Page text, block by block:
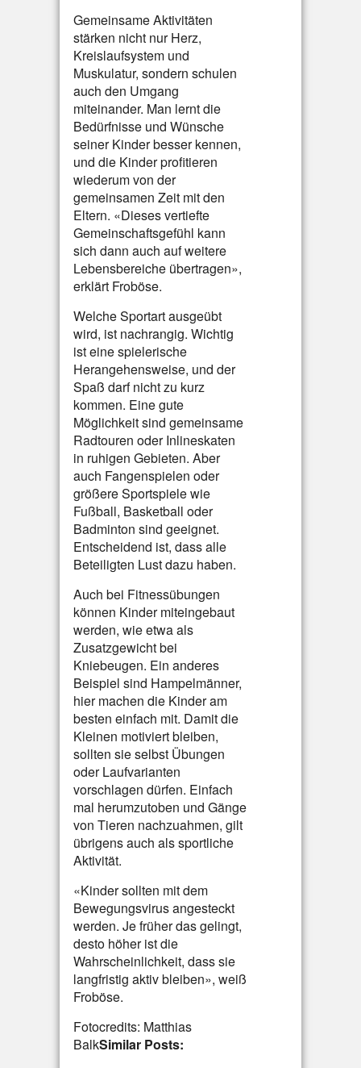
Gemeinsame Aktivitäten
stärken nicht nur Herz,
Kreislaufsystem und
Muskulatur, sondern schulen
auch den Umgang
miteinander. Man lernt die
Bedürfnisse und Wünsche
seiner Kinder besser kennen,
und die Kinder profitieren
wiederum von der
gemeinsamen Zeit mit den
Eltern. «Dieses vertiefte
Gemeinschaftsgefühl kann
sich dann auch auf weitere
Lebensbereiche übertragen»,
erklärt Froböse.
Welche Sportart ausgeübt
wird, ist nachrangig. Wichtig
ist eine spielerische
Herangehensweise, und der
Spaß darf nicht zu kurz
kommen. Eine gute
Möglichkeit sind gemeinsame
Radtouren oder Inlineskaten
in ruhigen Gebieten. Aber
auch Fangenspielen oder
größere Sportspiele wie
Fußball, Basketball oder
Badminton sind geeignet.
Entscheidend ist, dass alle
Beteiligten Lust dazu haben.
Auch bei Fitnessübungen
können Kinder miteingebaut
werden, wie etwa als
Zusatzgewicht bei
Kniebeugen. Ein anderes
Beispiel sind Hampelmänner,
hier machen die Kinder am
besten einfach mit. Damit die
Kleinen motiviert bleiben,
sollten sie selbst Übungen
oder Laufvarianten
vorschlagen dürfen. Einfach
mal herumzutoben und Gänge
von Tieren nachzuahmen, gilt
übrigens auch als sportliche
Aktivität.
«Kinder sollten mit dem
Bewegungsvirus angesteckt
werden. Je früher das gelingt,
desto höher ist die
Wahrscheinlichkeit, dass sie
langfristig aktiv bleiben», weiß
Froböse.
Fotocredits: Matthias
BalkSimilar Posts: